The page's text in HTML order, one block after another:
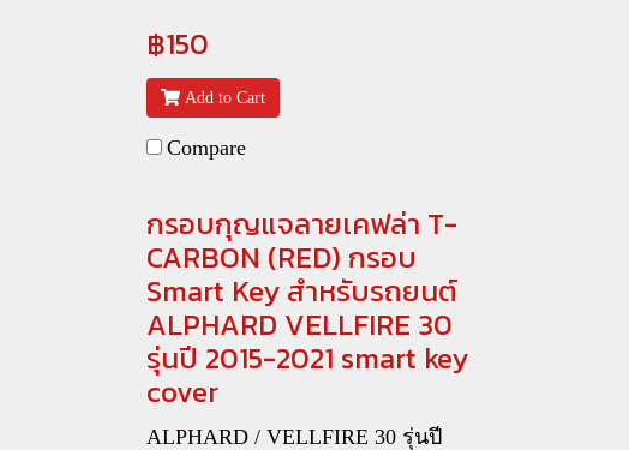
฿150
Add to Cart
Compare
กรอบกุญแจลายเคฟล่า T-
CARBON (RED) กรอบ
Smart Key สำหรับรถยนต์
ALPHARD VELLFIRE 30
รุ่นปี 2015-2021 smart key
cover
ALPHARD / VELLFIRE 30 รุ่นปี